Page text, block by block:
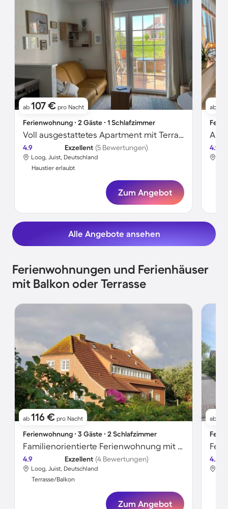
ab 107 € pro Nacht
Ferienwohnung ∙ 2 Gäste ∙ 1 Schlafzimmer
Voll ausgestattetes Apartment mit Terrasse | Nah am Strand | Hunde erlaubt
4.9 Exzellent (5 Bewertungen)
Loog, Juist, Deutschland
Haustier erlaubt
Zum Angebot
ab
4.9
Alle Angebote ansehen
Ferienwohnungen und Ferienhäuser
mit Balkon oder Terrasse
ab 116 € pro Nacht
Ferienwohnung ∙ 3 Gäste ∙ 2 Schlafzimmer
Familienorientierte Ferienwohnung mit Terrasse und Garten | Strand in der Nähe
4.9 Exzellent (4 Bewertungen)
Loog, Juist, Deutschland
Terrasse/Balkon
Zum Angebot
ab
4.6